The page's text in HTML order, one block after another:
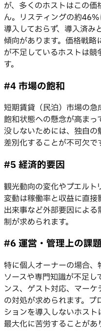
が、多くのホストはこの
ん。リスティングの約
導入しておらず、導入済み
傾向があります。価格戦
が不足しているホストは
す。
#4 市場の飽和
短期賃貸（民泊）市場の
飽和状態への懸念が高ま
没しないためには、独自
差別化することが不可欠で
#5 経済的要因
観光動向の変化やプエルト
変動は稼働率と収益に直
出来事など外部要因によ
制が求められます。
#6 運営・管理上の課
特に個人オーナーの場合
ソースや専門知識が不足
ンス、ゲスト対応、マー
の対処が求められます。
ションを導入しないホス
最大化に苦労することがあ